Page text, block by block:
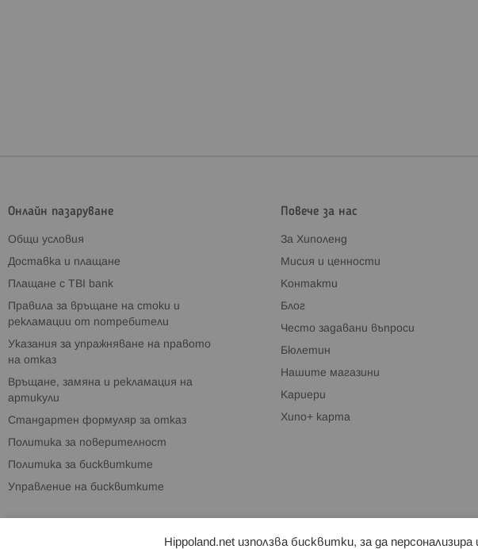
Онлайн пазаруване
Общи условия
Доставка и плащане
Плащане с TBI bank
Правила за връщане на стоки и
рекламации от потребители
Указания за упражняване на правото
на отказ
Връщане, замяна и рекламация на
артикули
Стандартен формуляр за отказ
Политика за поверителност
Политика за бисквитките
Управление на бисквитките
Повече за нас
За Хиполенд
Мисия и ценности
Контакти
Блог
Често задавани въпроси
Бюлетин
Нашите магазини
Кариери
Хипо+ карта
Hippoland.net използва бисквитки, за да